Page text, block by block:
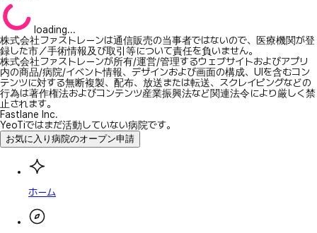
loading...
株式会社ファストレーンは通信販売の当事者ではないので、医療機関が登
録した市／手術情報及び取引等について責任を負いません。
株式会社ファストレーンが所有/運営/管理するウェブサイトおよびアプリ
内の商品/病院/イベント情報、デザインおよび画面の構成、UIを含むコン
テンツに対する無断複製、配布、放送または転送、スクレイピングなどの
行為は著作権法およびコンテンツ産業振興法など関連法令により厳しく禁
止されます。
Fastlane Inc.
YeoTiではまだ活動していない病院です。
お気に入り病院のオープン申請
ホーム